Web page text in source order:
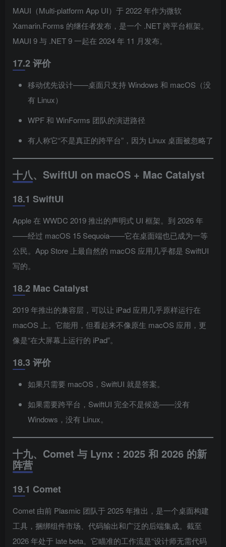
MAUI（Multi-platform App UI）于 2022 年作为微软
Xamarin.Forms 的继任者发布，是一个 .NET 跨平台框架。
MAUI 9 与 .NET 9 一起在 2024 年 11 月发布。
17.2 评价
移动优先设计——桌面只支持 Windows 和 macOS（没
有 Linux）
WPF 和 WinForms 团队的演进路径
有人称它“不是真正的跨平台”，因为 Linux 桌面被忽略了
十八、SwiftUI on macOS + Mac Catalyst
18.1 SwiftUI
Apple 在 WWDC 2019 推出的声明式 UI 框架。到 2026 年
——经过 macOS 15 Sequoia——它在桌面端也已成为一等
公民。App Store 上最自然的 macOS 应用几乎都是 SwiftUI
写的。
18.2 Mac Catalyst
2019 年推出的兼容层，可以让 iPad 应用几乎原样运行在
macOS 上。它能用，但看起来不像原生 macOS 应用，更
像是“在大屏幕上运行的 iPad”。
18.3 评价
如果只需要 macOS，SwiftUI 就是答案。
如果需要跨平台，SwiftUI 完全不是候选——没有
Windows，没有 Linux。
十九、Comet 与 Lynx：2025 和 2026 的新
阵营
19.1 Comet
Comet 由前 Plasmic 团队于 2025 年推出，是一个桌面构建
工具，捆绑组件市场、代码输出和广泛的后端集成。截至
2026 年处于 late beta。它瞄准的工作流是“设计师无需代码